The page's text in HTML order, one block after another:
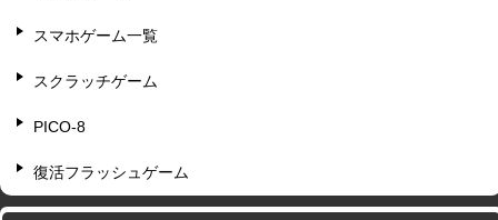
スマホゲーム一覧
スクラッチゲーム
PICO-8
復活フラッシュゲーム